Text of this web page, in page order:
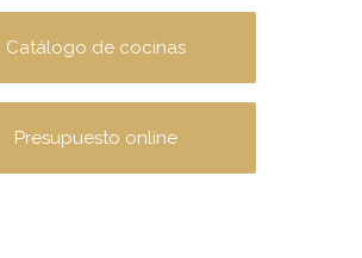
Catálogo de cocinas
Presupuesto online